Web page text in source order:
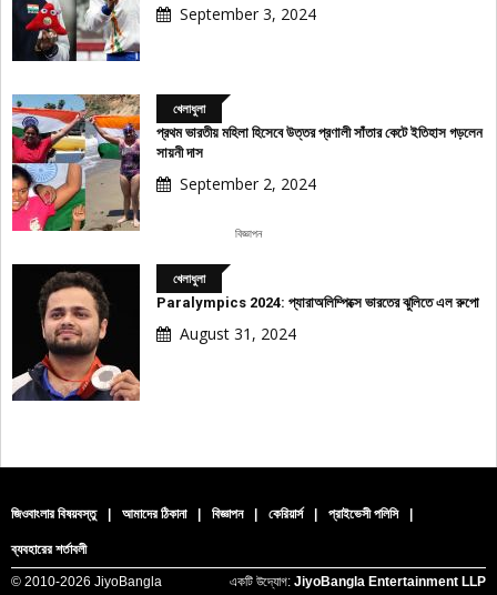
September 3, 2024
খেলাধুলা
প্রথম ভারতীয় মহিলা হিসেবে উত্তর প্রণালী সাঁতার কেটে ইতিহাস গড়লেন
সায়নী দাস
September 2, 2024
খেলাধুলা
Paralympics 2024: প্যারাঅলিম্পিক্সে ভারতের ঝুলিতে এল রুপো
August 31, 2024
জিওবাংলার বিষয়বস্তু আমাদের ঠিকানা বিজ্ঞাপন কেরিয়ার্স প্রাইভেসী পলিসি
ব্যবহারের শর্তাবলী
© 2010-2026 JiyoBangla একটি উদ্যোগ: JiyoBangla Entertainment LLP
বিজ্ঞাপন